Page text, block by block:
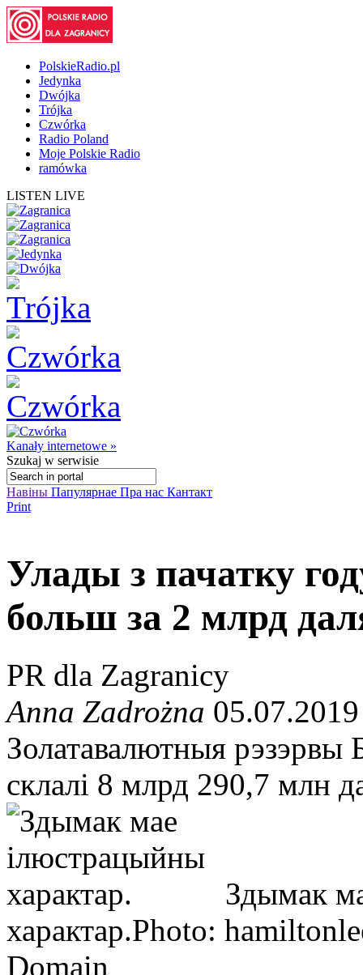
PolskieRadio.pl
Jedynka
Dwójka
Trójka
Czwórka
Radio Poland
Moje Polskie Radio
ramówka
LISTEN LIVE
Kanały internetowe »
Szukaj w serwisie
Навіны Папулярнае Пра нас Кантакт
Print
Улады з пачатку
больш за 2 млрд
PR dla Zagranicy
Anna Zadrożna
Золатавалютныя рэзэрвы
склалі 8 млрд 290,7 млн
Здымак
характар.Photo:
Domain